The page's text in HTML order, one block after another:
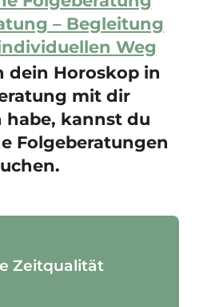
– Begleitung
Weg
dein Horoskop in
mit dir
habe, kannst du
Folgeberatungen
Zeitqualität